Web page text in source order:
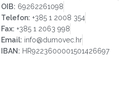
OIB: 69262261098
Telefon: +385 1 2008 354
Fax: +385 1 2063 998
Email: info@dumovec.hr
IBAN: HR9223600001501426697